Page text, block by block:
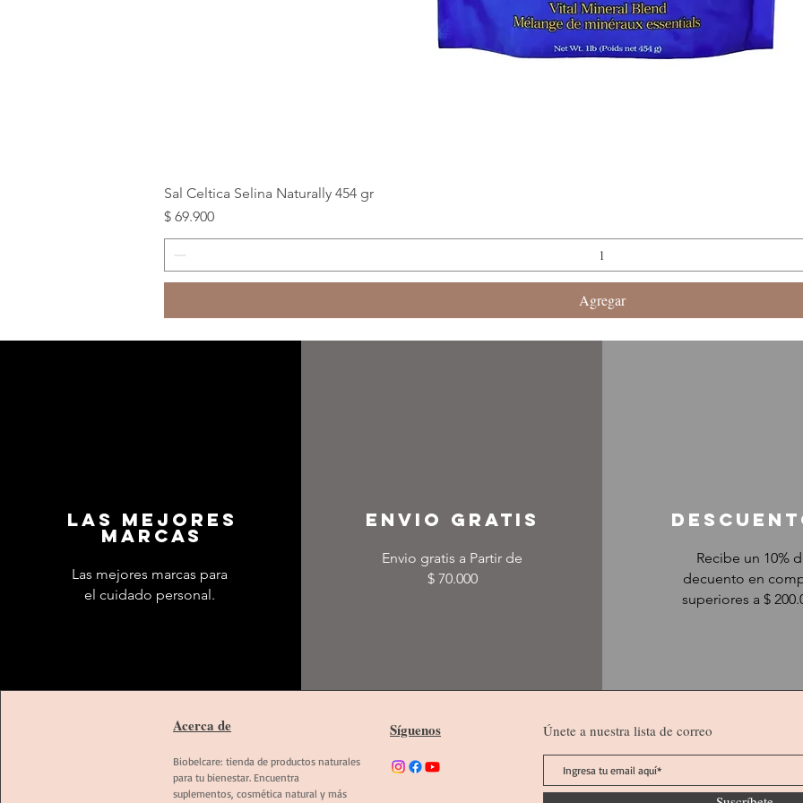
Sal Celtica Selina Naturally 454 gr
Precio
$ 69.900
Agregar
LAS MEJORES
MARCAS
Las mejores marcas para
el cuidado personal.
ENVIO GRATIS
Envio gratis a Partir de
$ 70.000
Recibe un 10%
decuento en
superiores a $
Acerca de
Biobelcare: tienda de productos naturales
para tu bienestar. Encuentra
suplementos, cosmética natural y más
Síguenos Únete a nuestra lista de correo